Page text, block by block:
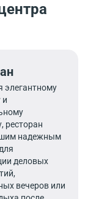
элегантному
и
ресторан
надежным
деловых
вечеров или